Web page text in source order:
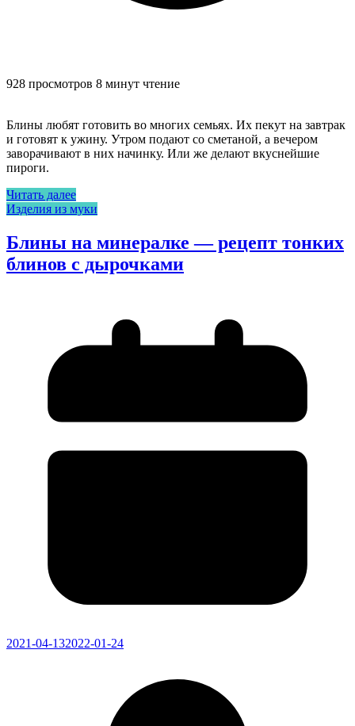
928 просмотров 8 минут чтение
Блины любят готовить во многих семьях. Их пекут на завтрак
и готовят к ужину. Утром подают со сметаной, а вечером
заворачивают в них начинку. Или же делают вкуснейшие
пироги.
Читать далее
Изделия из муки
Блины на минералке — рецепт тонких
блинов с дырочками
2021-04-132022-01-24